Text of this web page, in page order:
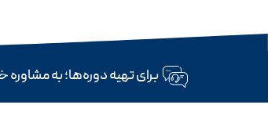
برای تهیه دوره‌ها؛ به مشاوره